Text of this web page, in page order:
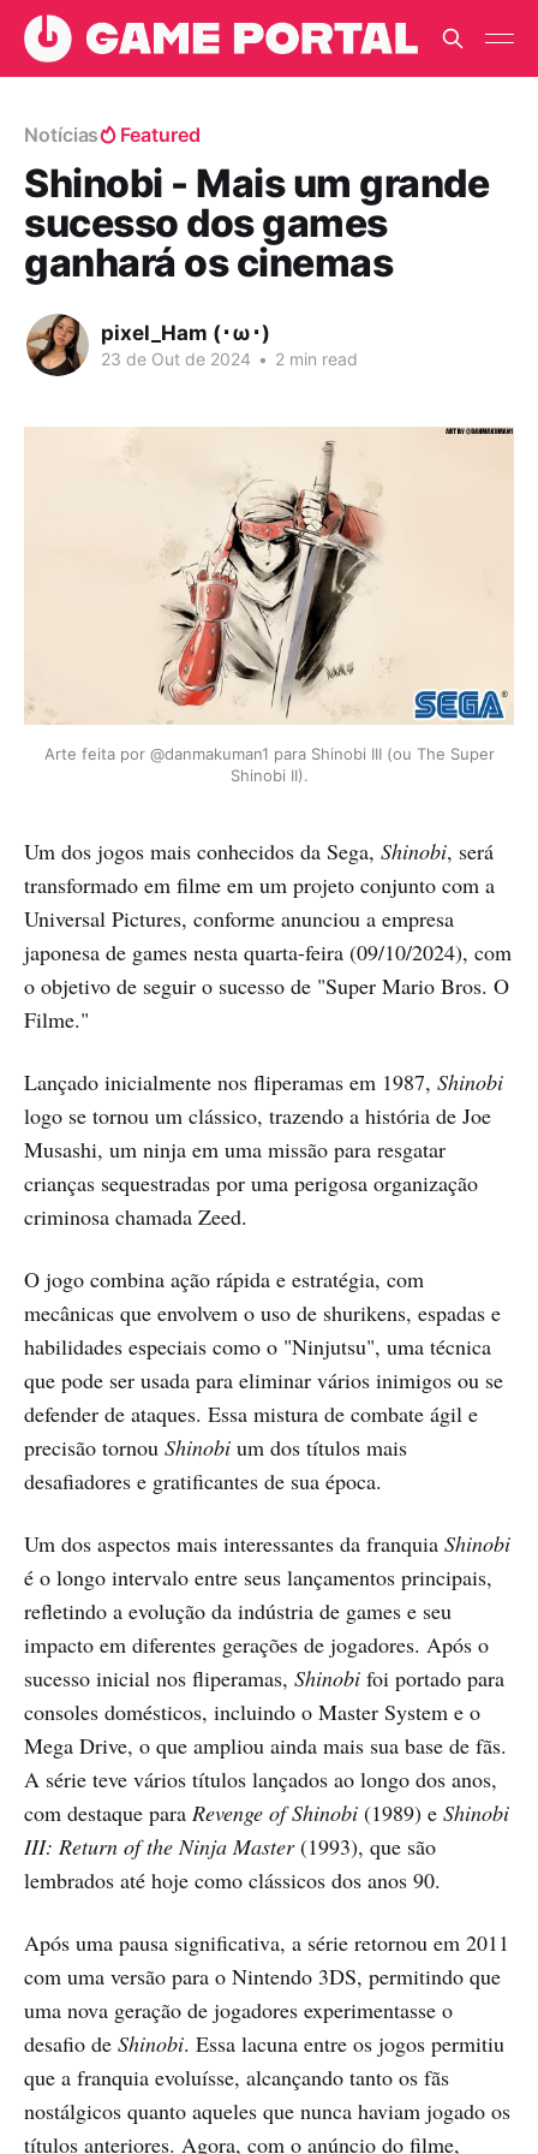
Notícias Featured
Shinobi - Mais um grande
sucesso dos games
ganhará os cinemas
pixel_Ham (･ω･)
23 de Out de 2024 • 2 min read
Arte feita por @danmakuman1 para Shinobi III (ou The Super
Shinobi II).
Um dos jogos mais conhecidos da Sega, Shinobi, será
transformado em filme em um projeto conjunto com a
Universal Pictures, conforme anunciou a empresa
japonesa de games nesta quarta-feira (09/10/2024), com
o objetivo de seguir o sucesso de "Super Mario Bros. O
Filme."
Lançado inicialmente nos fliperamas em 1987, Shinobi
logo se tornou um clássico, trazendo a história de Joe
Musashi, um ninja em uma missão para resgatar
crianças sequestradas por uma perigosa organização
criminosa chamada Zeed.
O jogo combina ação rápida e estratégia, com
mecânicas que envolvem o uso de shurikens, espadas e
habilidades especiais como o "Ninjutsu", uma técnica
que pode ser usada para eliminar vários inimigos ou se
defender de ataques. Essa mistura de combate ágil e
precisão tornou Shinobi um dos títulos mais
desafiadores e gratificantes de sua época.
Um dos aspectos mais interessantes da franquia Shinobi
é o longo intervalo entre seus lançamentos principais,
refletindo a evolução da indústria de games e seu
impacto em diferentes gerações de jogadores. Após o
sucesso inicial nos fliperamas, Shinobi foi portado para
consoles domésticos, incluindo o Master System e o
Mega Drive, o que ampliou ainda mais sua base de fãs.
A série teve vários títulos lançados ao longo dos anos,
com destaque para Revenge of Shinobi (1989) e Shinobi
III: Return of the Ninja Master(1993), que são
lembrados até hoje como clássicos dos anos 90.
Após uma pausa significativa, a série retornou em 2011
com uma versão para o Nintendo 3DS, permitindo que
uma nova geração de jogadores experimentasse o
desafio de Shinobi. Essa lacuna entre os jogos permitiu
que a franquia evoluísse, alcançando tanto os fãs
nostálgicos quanto aqueles que nunca haviam jogado os
títulos anteriores. Agora, com o anúncio do filme,